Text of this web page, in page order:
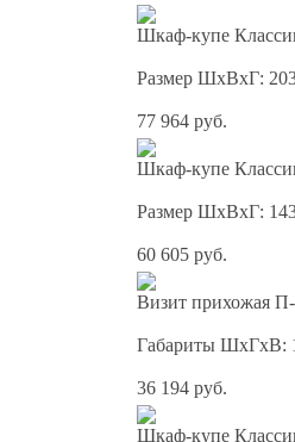
Шкаф-купе
Размер ШхВхГ:
77 964 руб.
Шкаф-купе
Размер ШхВхГ:
60 605 руб.
Визит прихожая
Габариты ШхГхВ:
36 194 руб.
Шкаф-купе